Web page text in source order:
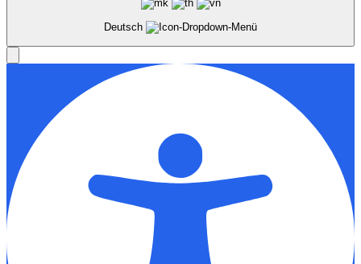
Deutsch